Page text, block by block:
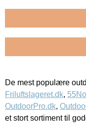
De mest populære
Friluftslageret.dk,
OutdoorPro.dk,
et stort sortiment til